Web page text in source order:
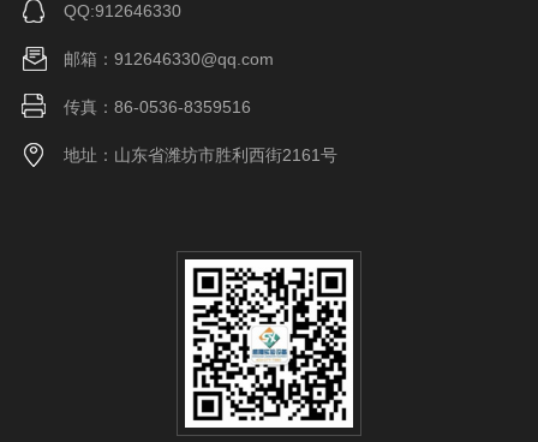
QQ:912646330
邮箱：912646330@qq.com
传真：86-0536-8359516
地址：山东省潍坊市胜利西街2161号